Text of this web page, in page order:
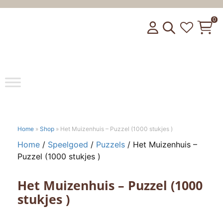
Toggle
0
Home » Shop » Het Muizenhuis – Puzzel (1000 stukjes )
Home / Speelgoed / Puzzels / Het Muizenhuis –
Puzzel (1000 stukjes )
Het Muizenhuis – Puzzel (1000
stukjes )